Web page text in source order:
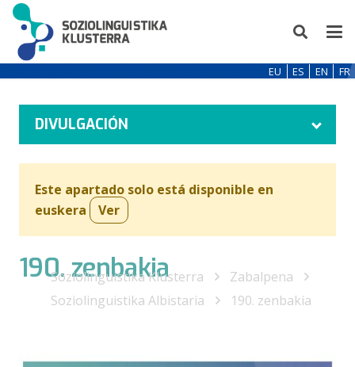
EU ES EN FR
DIVULGACIÓN
Este apartado solo está disponible en
euskera
Ver
190. zenbakia
Soziolinguistika Klusterra
Zabalpena
Soziolinguistika Albistaria
190. zenbakia